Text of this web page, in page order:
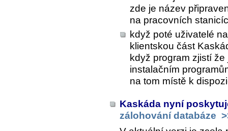
zde je název
na pracovních
když poté uživatelé
klientskou část
když program zjistí
instalačním
na tom místě k
Kaskáda nyní
zálohování databáze